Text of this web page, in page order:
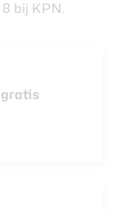
bij KPN.